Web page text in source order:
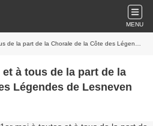
MENU
part de la Chorale de la Côte des Légendes de Lesneven
à tous de la part de la
Légendes de Lesneven